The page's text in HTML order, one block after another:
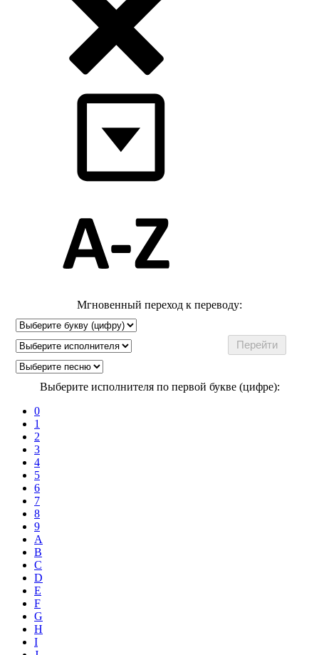
Мгновенный переход к переводу:
Выберите исполнителя по первой букве (цифре):
0
1
2
3
4
5
6
7
8
9
A
B
C
D
E
F
G
H
I